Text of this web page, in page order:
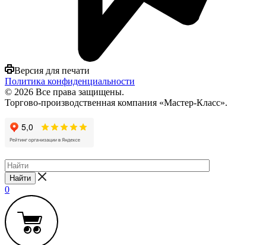
Версия для печати
Политика конфиденциальности
© 2026 Все права защищены.
Торгово-производственная компания «Мастер-Класс».
Найти
0